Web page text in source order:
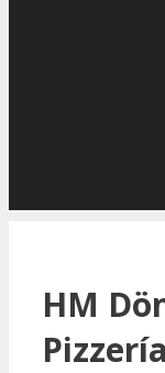
HM
Pizzería